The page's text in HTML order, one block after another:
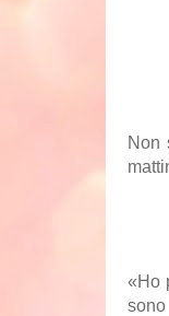
Non
«Ho